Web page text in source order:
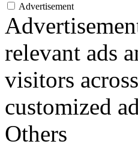
Advertisement
relevant ads
visitors
customized
Others